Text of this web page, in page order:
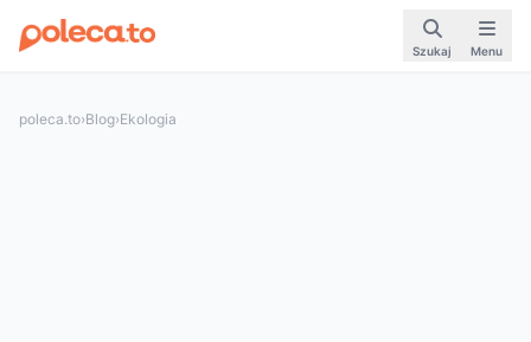
Szukaj Menu
poleca.to›Blog›Ekologia